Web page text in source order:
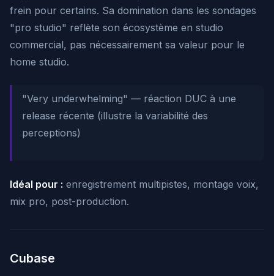
frein pour certains. Sa domination dans les sondages
"pro studio" reflète son écosystème en studio
commercial, pas nécessairement sa valeur pour le
home studio.
"Very underwhelming" — réaction DUC à une
release récente (illustre la variabilité des
perceptions)
Idéal pour : enregistrement multipistes, montage voix,
mix pro, post-production.
Cubase